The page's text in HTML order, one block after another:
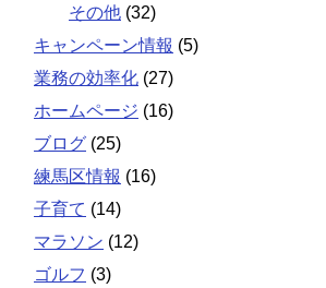
その他 (32)
キャンペーン情報 (5)
業務の効率化 (27)
ホームページ (16)
ブログ (25)
練馬区情報 (16)
子育て (14)
マラソン (12)
ゴルフ (3)